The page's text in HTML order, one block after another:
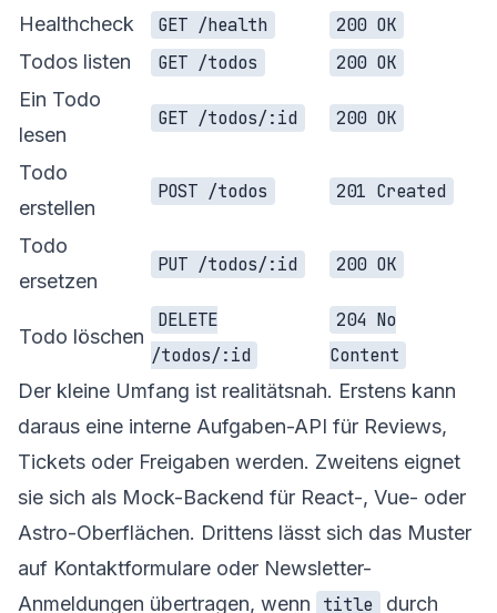
Healthcheck
GET /health
200 OK
Todos listen
GET /todos
200 OK
Ein Todo
lesen
GET /todos/:id 200 OK
Todo
erstellen
POST /todos 201 Created
Todo
ersetzen
PUT /todos/:id 200 OK
Todo löschen
DELETE
/todos/:id
204 No
Content
Der kleine Umfang ist realitätsnah. Erstens kann
daraus eine interne Aufgaben-API für Reviews,
Tickets oder Freigaben werden. Zweitens eignet
sie sich als Mock-Backend für React-, Vue- oder
Astro-Oberflächen. Drittens lässt sich das Muster
auf Kontaktformulare oder Newsletter-
Anmeldungen übertragen, wenn
title
durch